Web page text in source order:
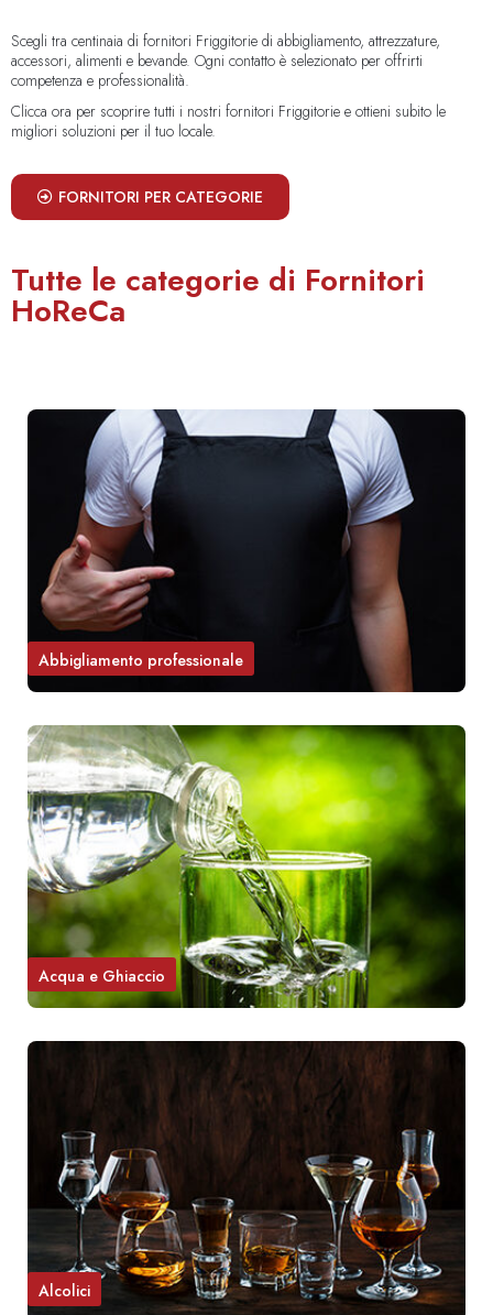
Scegli tra centinaia di fornitori Friggitorie di abbigliamento, attrezzature,
accessori, alimenti e bevande. Ogni contatto è selezionato per offrirti
competenza e professionalità.
Clicca ora per scoprire tutti i nostri fornitori Friggitorie e ottieni subito le
migliori soluzioni per il tuo locale.
FORNITORI PER CATEGORIE
Tutte le categorie di Fornitori
HoReCa
Abbigliamento professionale
Acqua e Ghiaccio
Alcolici